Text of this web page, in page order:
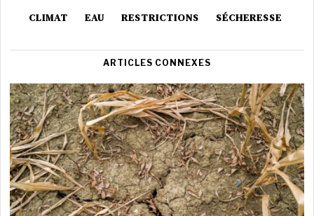
CLIMAT EAU RESTRICTIONS SÉCHERESSE
ARTICLES CONNEXES